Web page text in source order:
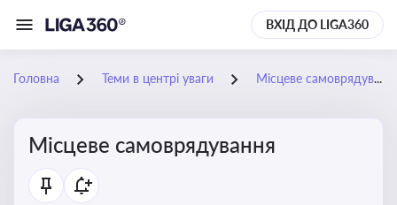
ВХІД ДО LIGA360
Головна Теми в центрі уваги Місцеве самоврядування
Місцеве самоврядування